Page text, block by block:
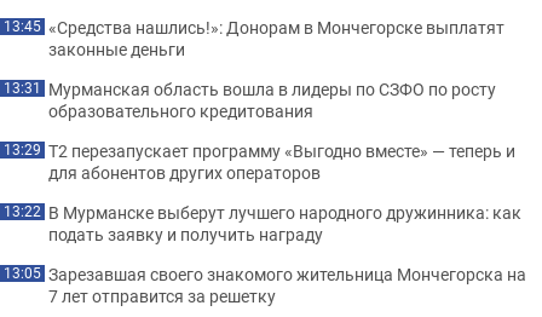
13:45 «Средства нашлись!»: Донорам в Мончегорске выплатят
законные деньги
13:31 Мурманская область вошла в лидеры по СЗФО по росту
образовательного кредитования
13:29 Т2 перезапускает программу «Выгодно вместе» — теперь и
для абонентов других операторов
13:22 В Мурманске выберут лучшего народного дружинника: как
подать заявку и получить награду
13:05 Зарезавшая своего знакомого жительница Мончегорска на
7 лет отправится за решетку